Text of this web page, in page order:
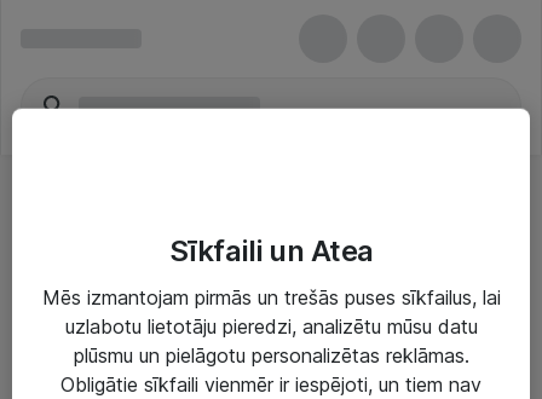
Risinājumi & Pakalpojumi
IT serviss un atbalsts
Sīkfaili un Atea
Mēs izmantojam pirmās un trešās puses sīkfailus, lai
uzlabotu lietotāju pieredzi, analizētu mūsu datu
plūsmu un pielāgotu personalizētas reklāmas.
Obligātie sīkfaili vienmēr ir iespējoti, un tiem nav